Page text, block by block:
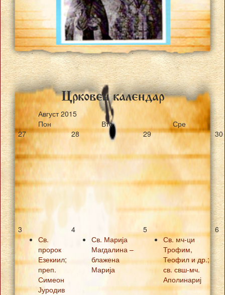
Crkoven kalendar
Август 2015
Пон
Вто
Сре
27
28 29 30
3
Св.
пророк
Езекиил;
преп.
Симеон
Јуродив
4
Св. Марија
Магдалина –
блажена
Марија
5
Св. мч-ци
Трофим,
Теофил и др.;
св. свш-мч.
Аполинариј
6